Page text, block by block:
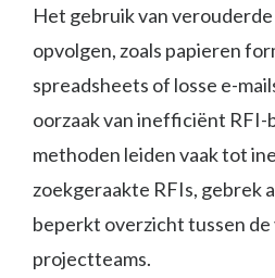
Het gebruik van
opvolgen, zoals papieren
spreadsheets of losse e-
oorzaak van inefficiënt RFI-
methoden leiden vaak tot
zoekgeraakte RFIs, gebrek
beperkt overzicht tussen
projectteams.